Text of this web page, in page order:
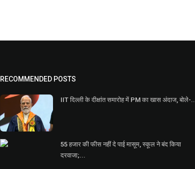
RECOMMENDED POSTS
IIT दिल्ली के दीक्षांत समारोह में PM का खास अंदाज, बोले-...
55 हजार की फीस नहीं दे पाई मासूम, स्कूल ने बंद किया
दरवाजा;...